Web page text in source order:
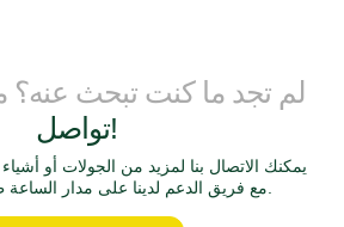
لم تجد ما كنت تبحث عنه؟
تواصل!
يمكنك الاتصال بنا لمزيد من الجولات أو
مع فريق الدعم لدينا على مدار الساعة طوال أيام الأسبوع.